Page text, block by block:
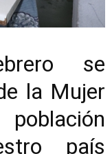
se
la Mujer
país